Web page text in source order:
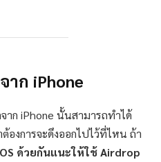
าก iPhone
าก iPhone นั้นสามารถทำได้
งการจะดึงออกไปไว้ที่ไหน ถ้า
ด้วยกันแนะให้ใช้ Airdrop